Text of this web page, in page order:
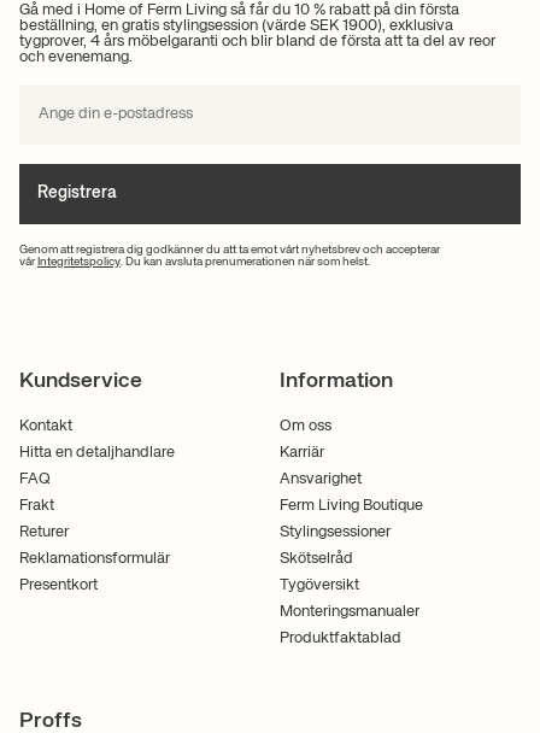
Gå med i Home of Ferm Living så får du 10 % rabatt på din första
beställning, en gratis stylingsession (värde SEK 1900), exklusiva
tygprover, 4 års möbelgaranti och blir bland de första att ta del av reor
och evenemang.
Genom att registrera dig godkänner du att ta emot vårt nyhetsbrev och accepterar
vår Integritetspolicy . Du kan avsluta prenumerationen när som helst.
Registrera
Kundservice
Kontakt
Hitta en detaljhandlare
FAQ
Frakt
Returer
Reklamationsformulär
Presentkort
Information
Om oss
Karriär
Ansvarighet
Ferm Living Boutique
Stylingsessioner
Skötselråd
Tygöversikt
Monteringsmanualer
Produktfaktablad
Proffs